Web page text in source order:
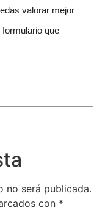
valorar mejor
que
no será publicada.
con *